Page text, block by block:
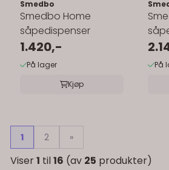
Smedbo
Smedbo Home
såpedispenser
1.420,-
På lager
Kjøp
På
1 2 »
Viser1 til 16 (av 25 produkter)